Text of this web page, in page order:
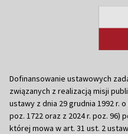
Dofinansowanie ustawowych
związanych z realizacją misji
ustawy z dnia 29 grudnia 1992 r.
poz. 1722 oraz z 2024 r. poz.
której mowa w art. 31 ust. 2